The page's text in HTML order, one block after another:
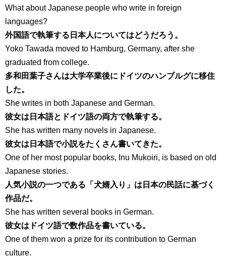
What about Japanese people who write in foreign
languages?
外国語で執筆する日本人についてはどうだろう。
Yoko Tawada moved to Hamburg, Germany, after she
graduated from college.
多和田葉子さんは大学卒業後にドイツのハンブルグに移住
した。
She writes in both Japanese and German.
彼女は日本語とドイツ語の両方で執筆する。
She has written many novels in Japanese.
彼女は日本語で小説をたくさん書いてきた。
One of her most popular books, Inu Mukoiri, is based on old
Japanese stories.
人気小説の一つである「犬婿入り」は日本の民話に基づく
作品だ。
She has written several books in German.
彼女はドイツ語で数作品を書いている。
One of them won a prize for its contribution to German
culture.